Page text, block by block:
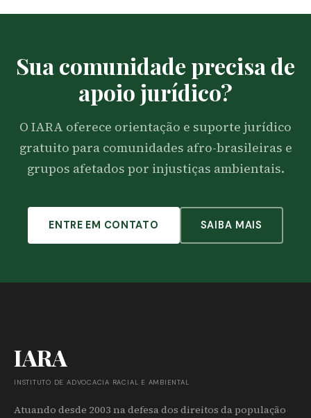
Sua comunidade precisa de
apoio jurídico?
O IARA oferece orientação e suporte jurídico
gratuito para comunidades afro-brasileiras e
grupos afetados por injustiças ambientais.
ENTRE EM CONTATO SAIBA MAIS
IARA
INSTITUTO DE ADVOCACIA RACIAL E AMBIENTAL
Atuando desde 2003 na defesa dos direitos da população